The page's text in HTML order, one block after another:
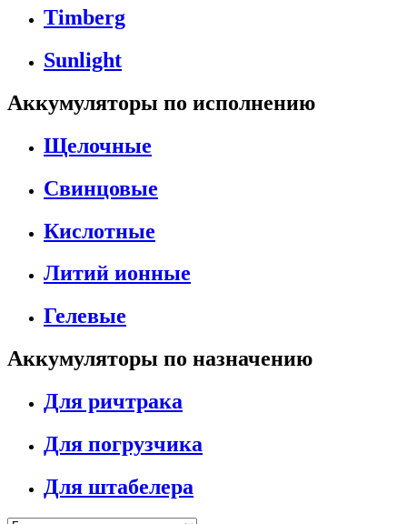
Timberg
Sunlight
Аккумуляторы по исполнению
Щелочные
Свинцовые
Кислотные
Литий ионные
Гелевые
Аккумуляторы по назначению
Для ричтрака
Для погрузчика
Для штабелера